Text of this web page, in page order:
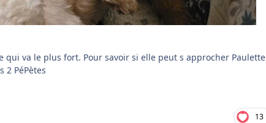
qui va le plus fort. Pour savoir si elle peut s approcher Paulette
2 PéPètes
13